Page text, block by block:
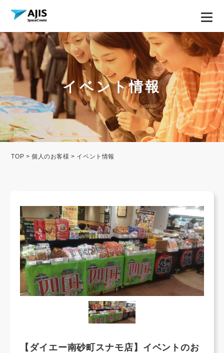
イベント情報
TOP >個人のお客様 > イベント情報
【ダイエー南砂町スナモ店】イベントのお